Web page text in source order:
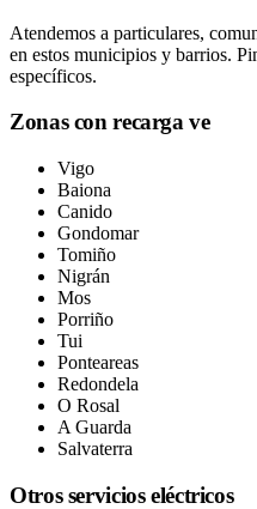
Atendemos a particulares,
en estos municipios y barrios.
específicos.
Zonas conrecarga ve
Vigo
Baiona
Canido
Gondomar
Tomiño
Nigrán
Mos
Porriño
Tui
Ponteareas
Redondela
O Rosal
A Guarda
Salvaterra
Otros servicios eléctricos